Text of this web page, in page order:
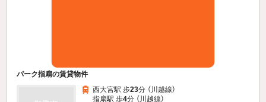
パーク指扇の賃貸物件
西大宮駅 歩23分 （川越線）
指扇駅 歩4分 （川越線）